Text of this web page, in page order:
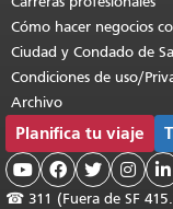
Cómo hacer negocios
Ciudad y Condado de
Condiciones de uso/
Archivo
Planifica tu viaje
    
☎ 311 (Fuera de SF